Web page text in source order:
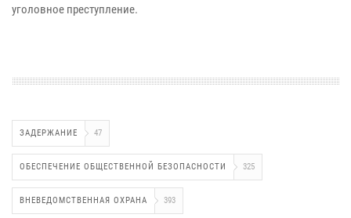
уголовное преступление.
ЗАДЕРЖАНИЕ 47
ОБЕСПЕЧЕНИЕ ОБЩЕСТВЕННОЙ БЕЗОПАСНОСТИ 325
ВНЕВЕДОМСТВЕННАЯ ОХРАНА 393